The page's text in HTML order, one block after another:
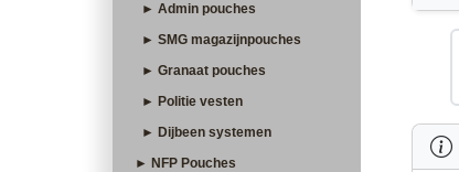
► Admin pouches
► SMG magazijnpouches
► Granaat pouches
► Politie vesten
► Dijbeen systemen
► NFP Pouches